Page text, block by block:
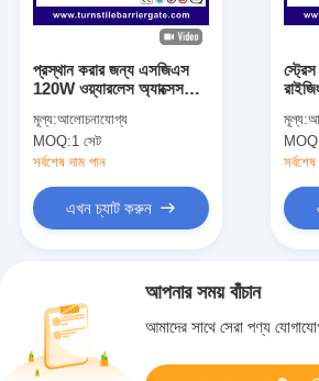
প্রস্থান করার জন্য এসজিএস
120W ওয়্যারলেস অ্যাক্সেস
মূল্য:আলোচনাযোগ্য
MOQ:1 সেট
সর্বশেষ দাম পান
এখন চ্যাট করুন
মূল্য:
আপনার সময় বাঁচান
আমাদের সাথে সেরা পণ্য